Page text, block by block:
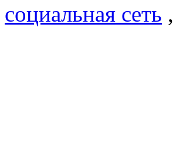
социальная сеть ,